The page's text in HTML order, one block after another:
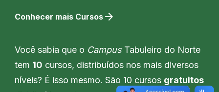
Conhecer mais Cursos arrow_forward
Você sabia que o CampusTabuleiro do Norte
tem 10 cursos, distribuídos nos mais diversos
níveis? É isso mesmo. São 10 cursos gratuitos